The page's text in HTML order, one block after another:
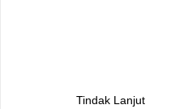
Tindak Lanjut